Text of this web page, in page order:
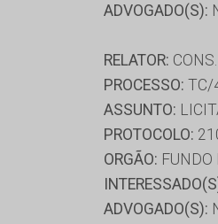
ADVOGADO(S):
RELATOR:
PROCESSO: TC/
ASSUNTO:
PROTOCOLO:
ORGÃO: FUNDO
ADVOGADO(S):